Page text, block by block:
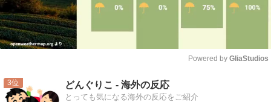
Powered by GliaStudios
3 どんぐりこ - 海外の反応
とっても気になる海外の反応をご紹介